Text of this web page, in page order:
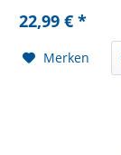
22,99 € *
Merken